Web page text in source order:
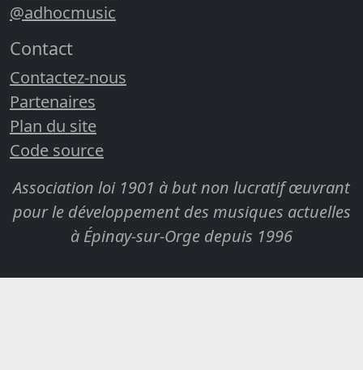
@adhocmusic
Contact
Contactez-nous
Partenaires
Plan du site
Code source
Association loi 1901 à but non lucratif œuvrant
pour le développement des musiques actuelles
à Épinay-sur-Orge depuis 1996